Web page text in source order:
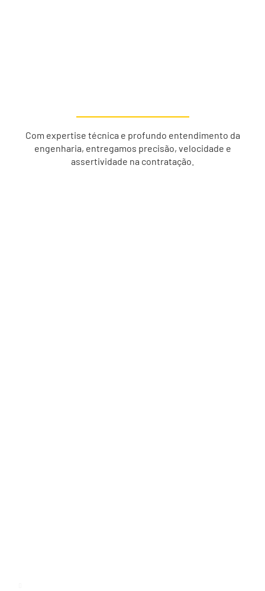
Com expertise técnica e profundo entendimento da
engenharia, entregamos precisão, velocidade e
assertividade na contratação.